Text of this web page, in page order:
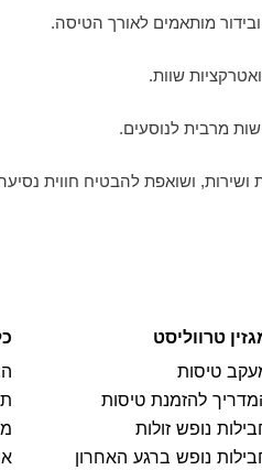
מותאמים לאורך הטיסה.
שוות.
מרבית לנוסעים.
ושואפת להבטיח חווית
טרווליסט
טיסות
להזמנת טיסות
נופש זולות
נופש ברגע האחרון